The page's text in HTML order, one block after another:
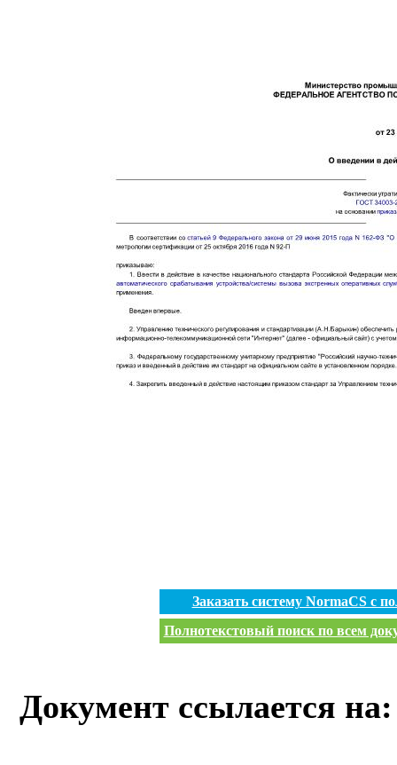
Заказать систему NormaCS с
Полнотекстовый поиск по всем
Документ ссылается на: